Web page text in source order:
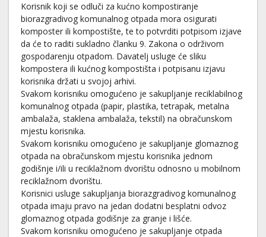
Korisnik koji se odluči za kućno kompostiranje
biorazgradivog komunalnog otpada mora osigurati
komposter ili kompostište, te to potvrditi potpisom izjave
da će to raditi sukladno članku 9. Zakona o održivom
gospodarenju otpadom. Davatelj usluge će sliku
kompostera ili kućnog kompostišta i potpisanu izjavu
korisnika držati u svojoj arhivi.
Svakom korisniku omogućeno je sakupljanje reciklabilnog
komunalnog otpada (papir, plastika, tetrapak, metalna
ambalaža, staklena ambalaža, tekstil) na obračunskom
mjestu korisnika.
Svakom korisniku omogućeno je sakupljanje glomaznog
otpada na obračunskom mjestu korisnika jednom
godišnje i/ili u reciklažnom dvorištu odnosno u mobilnom
reciklažnom dvorištu.
Korisnici usluge sakupljanja biorazgradivog komunalnog
otpada imaju pravo na jedan dodatni besplatni odvoz
glomaznog otpada godišnje za granje i lišće.
Svakom korisniku omogućeno je sakupljanje otpada